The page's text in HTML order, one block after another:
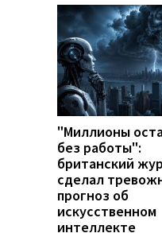
"Миллионы
без работы":
британский
сделал
прогноз об
искусственном
интеллекте